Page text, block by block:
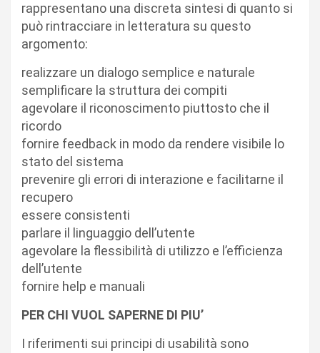
rappresentano una discreta sintesi di quanto si
può rintracciare in letteratura su questo
argomento:
realizzare un dialogo semplice e naturale
semplificare la struttura dei compiti
agevolare il riconoscimento piuttosto che il
ricordo
fornire feedback in modo da rendere visibile lo
stato del sistema
prevenire gli errori di interazione e facilitarne il
recupero
essere consistenti
parlare il linguaggio dell’utente
agevolare la flessibilità di utilizzo e l’efficienza
dell’utente
fornire help e manuali
PER CHI VUOL SAPERNE DI PIU’
I riferimenti sui principi di usabilità sono